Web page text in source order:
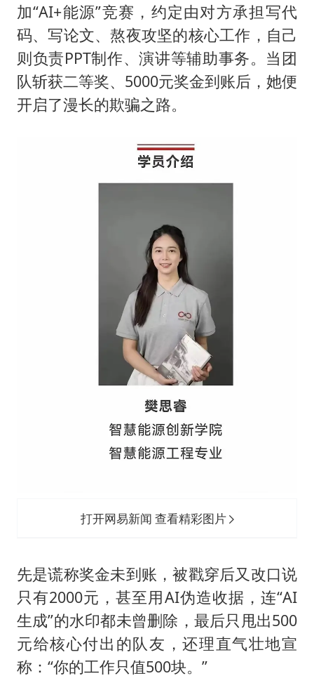
加“AI+能源”竞赛，约定由对方承担写代
码、写论文、熬夜攻坚的核心工作，自己
则负责PPT制作、演讲等辅助事务。当团
队斩获二等奖、5000元奖金到账后，她便
开启了漫长的欺骗之路。
打开网易新闻 查看精彩图片
先是谎称奖金未到账，被戳穿后又改口说
只有2000元，甚至用AI伪造收据，连“AI
生成”的水印都未曾删除，最后只甩出500
元给核心付出的队友，还理直气壮地宣
称：“你的工作只值500块。”